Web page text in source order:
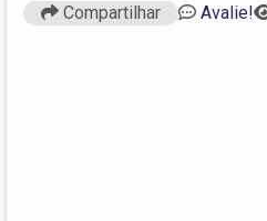
Compartilhar Avalie!